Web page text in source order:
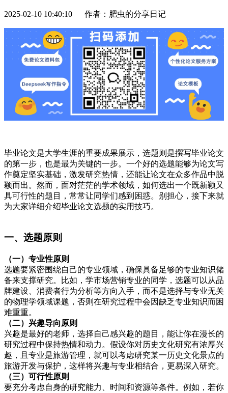
2025-02-10 10:40:10 作者：肥虫的分享日记
毕业论文是大学生涯的重要成果展示，选题则是撰写毕业论文
的第一步，也是最为关键的一步。一个好的选题能够为论文写
作奠定坚实基础，激发研究热情，还能让论文在众多作品中脱
颖而出。然而，面对茫茫的学术领域，如何选出一个既新颖又
具可行性的题目，常常让同学们感到困惑。别担心，接下来就
为大家详细介绍毕业论文选题的实用技巧。
一、选题原则
（一）专业性原则
选题要紧密围绕自己的专业领域，确保具备足够的专业知识储
备来支撑研究。比如，学市场营销专业的同学，选题可以从品
牌建设、消费者行为分析等方向入手，而不是选择与专业无关
的物理学领域课题，否则在研究过程中会因缺乏专业知识而困
难重重。
（二）兴趣导向原则
兴趣是最好的老师，选择自己感兴趣的题目，能让你在漫长的
研究过程中保持热情和动力。假设你对历史文化研究有浓厚兴
趣，且专业是旅游管理，就可以考虑研究某一历史文化景点的
旅游开发与保护，这样将兴趣与专业相结合，更易深入研究。
（三）可行性原则
要充分考虑自身的研究能力、时间和资源等条件。例如，若你